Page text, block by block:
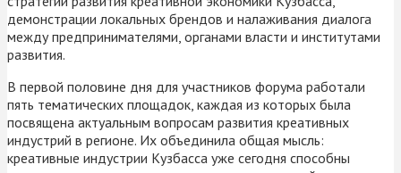
демонстрации локальных брендов и налаживания диалога
между предпринимателями, органами власти и институтами
развития.
В первой половине дня для участников форума работали
пять тематических площадок, каждая из которых была
посвящена актуальным вопросам развития креативных
индустрий в регионе. Их объединила общая мысль:
креативные индустрии Кузбасса уже сегодня способны